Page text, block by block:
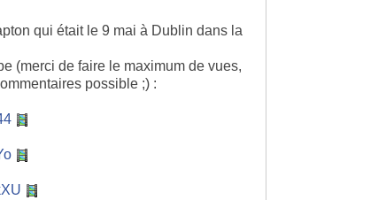
qui était le 9 mai à Dublin dans la
(merci de faire le maximum de vues,
possible ;) :